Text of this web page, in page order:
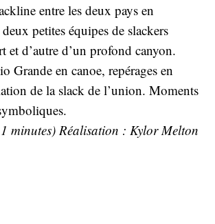
entre les deux pays en
petites équipes de slackers
et d’autre d’un profond canyon.
Grande en canoe, repérages en
de la slack de l’union. Moments
minutes) Réalisation : Kylor Melton